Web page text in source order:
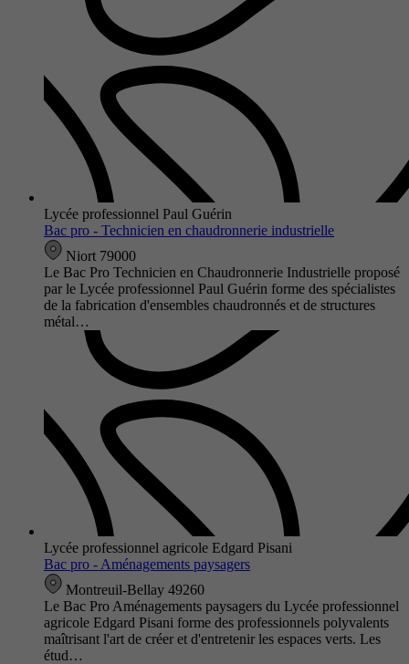
Lycée professionnel Paul Guérin
Bac pro - Technicien en chaudronnerie industrielle
Niort 79000
Le Bac Pro Technicien en Chaudronnerie Industrielle proposé
par le Lycée professionnel Paul Guérin forme des spécialistes
de la fabrication d'ensembles chaudronnés et de structures
métal…
Lycée professionnel agricole Edgard Pisani
Bac pro - Aménagements paysagers
Montreuil-Bellay 49260
Le Bac Pro Aménagements paysagers du Lycée professionnel
agricole Edgard Pisani forme des professionnels polyvalents
maîtrisant l'art de créer et d'entretenir les espaces verts. Les
étud…